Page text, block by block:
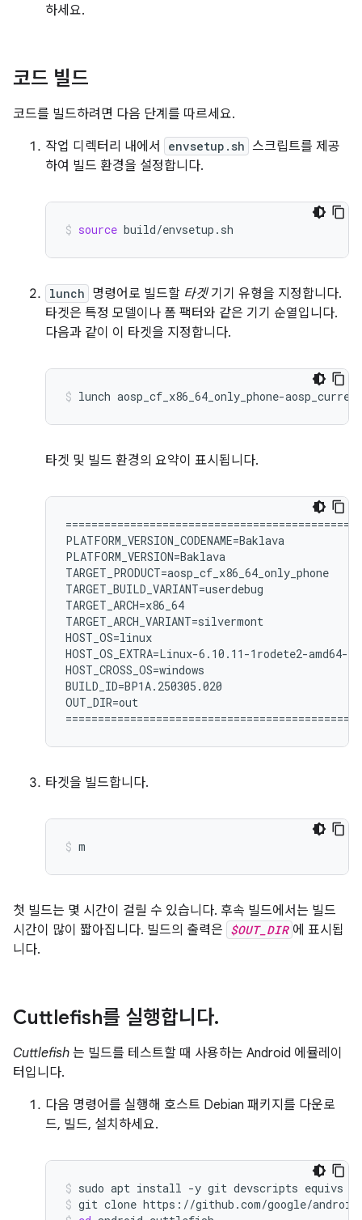
하세요.
코드 빌드
코드를 빌드하려면 다음 단계를 따르세요.
작업 디렉터리 내에서
envsetup.sh 스크립트를 제공
하여 빌드 환경을 설정합니다.
source build/envsetup.sh
lunch 명령어로 빌드할 타겟기기 유형을 지정합니다.
타겟은 특정 모델이나 폼 팩터와 같은 기기 순열입니다.
다음과 같이 이 타겟을 지정합니다.
lunch aosp_cf_x86_64_only_phone-
타겟 및 빌드 환경의 요약이 표시됩니다.
============================================
PLATFORM_VERSION_CODENAME=Baklava
PLATFORM_VERSION=Baklava
TARGET_PRODUCT=aosp_cf_x86_64_only_phone
TARGET_BUILD_VARIANT=userdebug
TARGET_ARCH=x86_64
TARGET_ARCH_VARIANT=silvermont
HOST_OS=linux
HOST_OS_EXTRA=Linux-6.10.11-1rodete2-
HOST_CROSS_OS=windows
BUILD_ID=BP1A.250305.020
OUT_DIR=out
타겟을 빌드합니다.
m
첫 빌드는 몇 시간이 걸릴 수 있습니다. 후속 빌드에서는 빌드
시간이 많이 짧아집니다. 빌드의 출력은 $OUT_DIR 에 표시됩
니다.
Cuttlefish를 실행합니다.
Cuttlefish 는 빌드를 테스트할 때 사용하는 Android 에뮬레이
터입니다.
다음 명령어를 실행해 호스트 Debian 패키지를 다운로
드, 빌드, 설치하세요.
sudo apt install -y git devscripts equivs
git clone https://github.com/google/